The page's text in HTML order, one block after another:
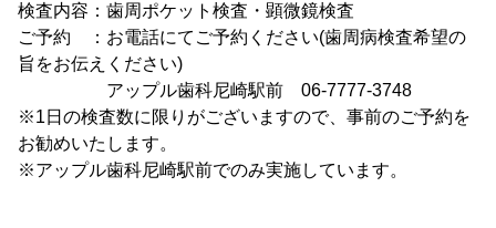
検査内容：歯周ポケット検査・顕微鏡検査
ご予約 ：お電話にてご予約ください(歯周病検査希望の
旨をお伝えください)
アップル歯科尼崎駅前 06-7777-3748
※1日の検査数に限りがございますので、事前のご予約を
お勧めいたします。
※アップル歯科尼崎駅前でのみ実施しています。